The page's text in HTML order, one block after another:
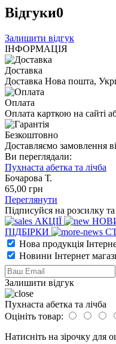
Відгуки0
Залишити відгук
ІНФОРМАЦІЯ
Доставка
Доставка Нова пошта,
Оплата
Оплата карткою на сайті
Безкоштовно
Доставляємо замовлення
Ви переглядали:
Пухнаста абетка та лічба
Бочарова Т.
65,00 грн
Переглянути
Підписуйся на розсилку
АКЦІЇ
ПІДБІРКИ
Нова продукція
Новини Інтернет
Залишити відгук
Пухнаста абетка та лічба
Оцініть товар:
Натисніть на зірочку для